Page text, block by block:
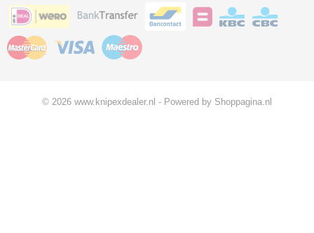
© 2026 www.knipexdealer.nl - Powered by Shoppagina.nl